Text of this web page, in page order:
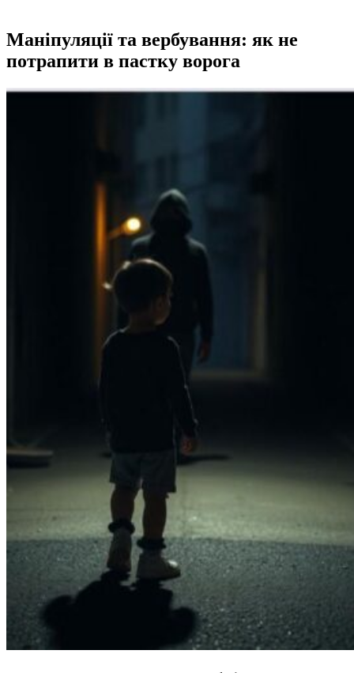
Маніпуляції та вербування: як не
потрапити в пастку ворога